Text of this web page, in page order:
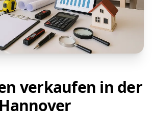
verkaufen in der